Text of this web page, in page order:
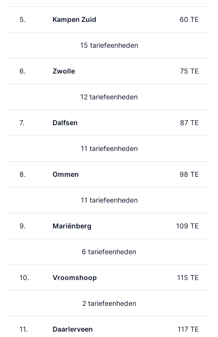
5. Kampen Zuid 60 TE
15 tariefeenheden
6. Zwolle 75 TE
12 tariefeenheden
7. Dalfsen 87 TE
11 tariefeenheden
8. Ommen 98 TE
11 tariefeenheden
9. Mariënberg 109 TE
6 tariefeenheden
10. Vroomshoop 115 TE
2 tariefeenheden
11. Daarlerveen 117 TE